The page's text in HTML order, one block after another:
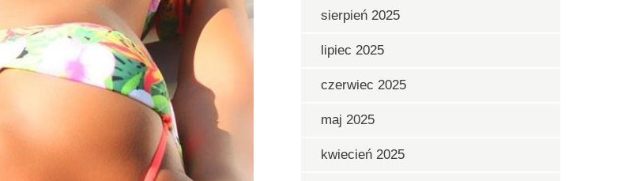
sierpień 2025
lipiec 2025
czerwiec 2025
maj 2025
kwiecień 2025